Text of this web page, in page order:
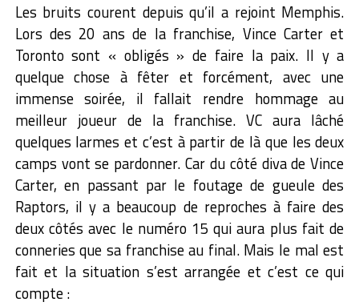
Les bruits courent depuis qu’il a rejoint Memphis.
Lors des 20 ans de la franchise, Vince Carter et
Toronto sont « obligés » de faire la paix. Il y a
quelque chose à fêter et forcément, avec une
immense soirée, il fallait rendre hommage au
meilleur joueur de la franchise. VC aura lâché
quelques larmes et c’est à partir de là que les deux
camps vont se pardonner. Car du côté diva de Vince
Carter, en passant par le foutage de gueule des
Raptors, il y a beaucoup de reproches à faire des
deux côtés avec le numéro 15 qui aura plus fait de
conneries que sa franchise au final. Mais le mal est
fait et la situation s’est arrangée et c’est ce qui
compte :